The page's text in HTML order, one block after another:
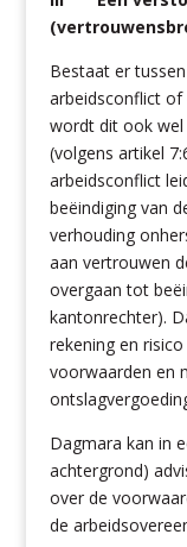
Bestaat er
arbeidsconflict of
wordt dit ook
(volgens artikel
arbeidsconflict
beëindiging van
verhouding
aan vertrouwen
overgaan tot
kantonrechter).
rekening en
voorwaarden en
Dagmara kan in
achtergrond)
over de
de